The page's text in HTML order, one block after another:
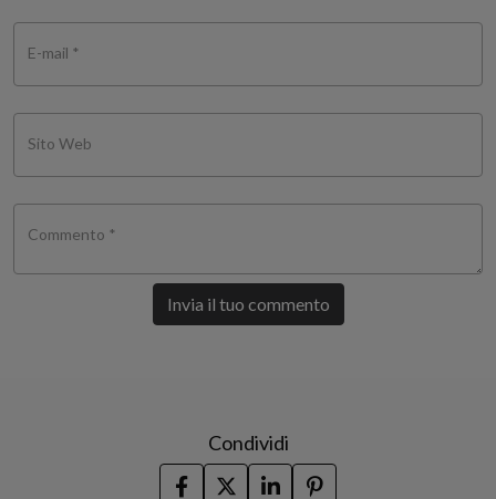
E-mail *
Sito Web
Commento *
Invia il tuo commento
Condividi